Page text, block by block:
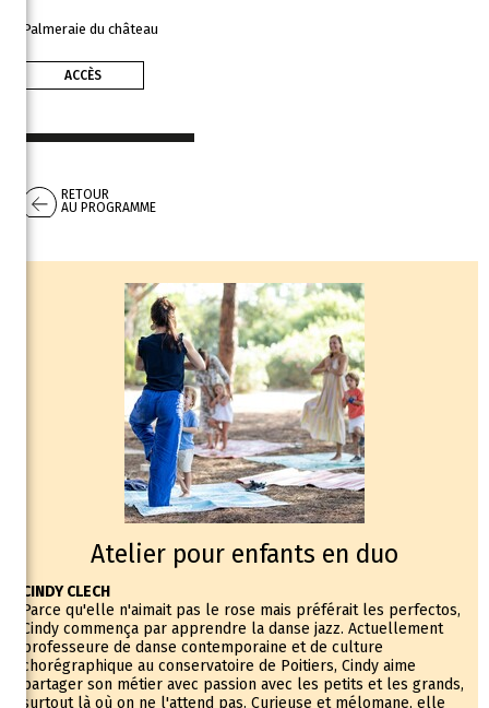
Palmeraie du château
ACCÈS
RETOUR
AU PROGRAMME
Atelier pour enfants en duo
CINDY CLECH
Parce qu'elle n'aimait pas le rose mais préférait les perfectos,
Cindy commença par apprendre la danse jazz. Actuellement
professeure de danse contemporaine et de culture
chorégraphique au conservatoire de Poitiers, Cindy aime
partager son métier avec passion avec les petits et les grands,
surtout là où on ne l'attend pas. Curieuse et mélomane, elle